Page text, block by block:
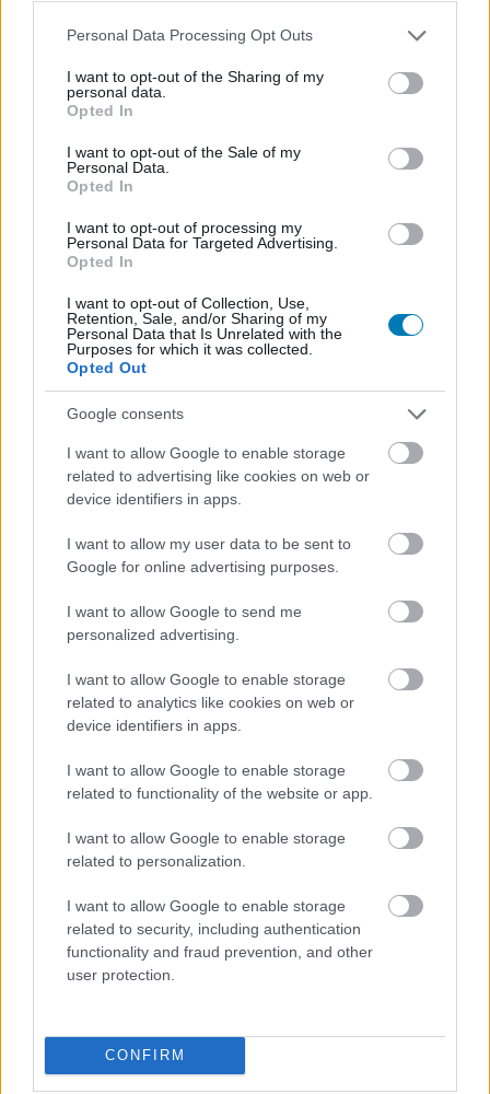
Please note that this website/app uses one or more Google
not limited to your visit or usage behaviour. You may click to
grant or deny consent to Google and its third-party tags to
use your data for below specified purposes in below Google
consent section.
Personal Data Processing Opt Outs
I want to opt-out of the Sharing of my
personal data.
Opted In
I want to opt-out of the Sale of my
Personal Data.
Opted In
I want to opt-out of processing my
Personal Data for Targeted Advertising.
Opted In
I want to opt-out of Collection, Use,
Retention, Sale, and/or Sharing of my
Personal Data that Is Unrelated with the
Purposes for which it was collected.
Opted Out
Google consents
I want to allow Google to enable storage
related to advertising like cookies on web or
device identifiers in apps.
I want to allow my user data to be sent to
Google for online advertising purposes.
I want to allow Google to send me
personalized advertising.
I want to allow Google to enable storage
related to analytics like cookies on web or
device identifiers in apps.
I want to allow Google to enable storage
related to functionality of the website or app.
I want to allow Google to enable storage
related to personalization.
I want to allow Google to enable storage
related to security, including authentication
functionality and fraud prevention, and other
user protection.
CONFIRM
Hozzászólások
EA Play 2018 - természetesen
lesz battle royale a Battlefield V-
Az EA konferenciáján kiderült néhány érdekes
részlet a sorozat következő darabjáról.
36.38%
A játékosok elég felemásan fogadták a Battlefield V
trailerben láttak. Azonban most befutott egy
játékmenetet bemutató videó is, ami talán meggyőzi
majd a kétkedőket.
Az EA Play konferencián természetesen a
megmutatta magát, így végre láthattuk, mit dobtak
össze nekünk a DICE fejlesztői. Az előadáson ismét
megerősítették, hogy nem lesznek loot boxok, illetve
kapunk battle royale módot. Ennek nemes
egyszerűséggel Royale lesz a neve, nehogy
összezavarjanak bárkit is. Az ígéretek szerint
járművekkel feldobva egy teljesen egyedi battle royale
élményt kapunk, amelyről hamarosan még többet
elárulnak majd.
hangsúlyt fektetnek a fejlesztők, tehát remélhetőleg
érdekes szereplőket és sztorikat is megismerhetünk